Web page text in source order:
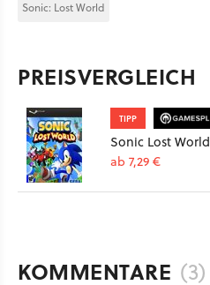
Sonic: Lost World
PREISVERGLEICH
TIPP
Sonic Lost World
ab 7,29 €
KOMMENTARE (3)